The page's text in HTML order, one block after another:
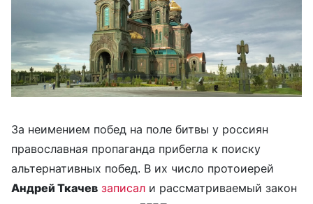
За неимением побед на поле битвы у россиян
православная пропаганда прибегла к поиску
альтернативных побед. В их число протоиерей
Андрей Ткачев записал и рассматриваемый закон